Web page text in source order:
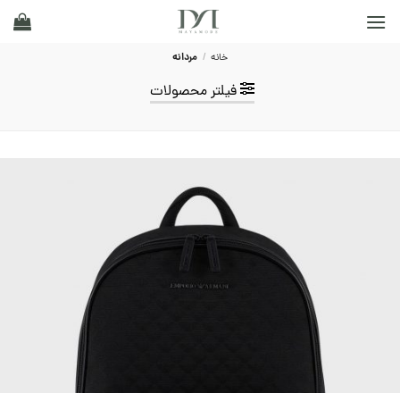
خانه / مردانه
فیلتر محصولات